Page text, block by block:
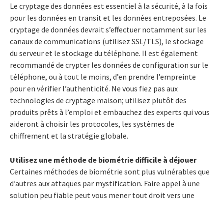
Le cryptage des données est essentiel à la sécurité, à la fois
pour les données en transit et les données entreposées. Le
cryptage de données devrait s’effectuer notamment sur les
canaux de communications (utilisez SSL/TLS), le stockage
du serveur et le stockage du téléphone. Il est également
recommandé de crypter les données de configuration sur le
téléphone, ou à tout le moins, d’en prendre l’empreinte
pour en vérifier l’authenticité. Ne vous fiez pas aux
technologies de cryptage maison; utilisez plutôt des
produits prêts à l’emploi et embauchez des experts qui vous
aideront à choisir les protocoles, les systèmes de
chiffrement et la stratégie globale.
Utilisez une méthode de biométrie difficile à déjouer
Certaines méthodes de biométrie sont plus vulnérables que
d’autres aux attaques par mystification. Faire appel à une
solution peu fiable peut vous mener tout droit vers une